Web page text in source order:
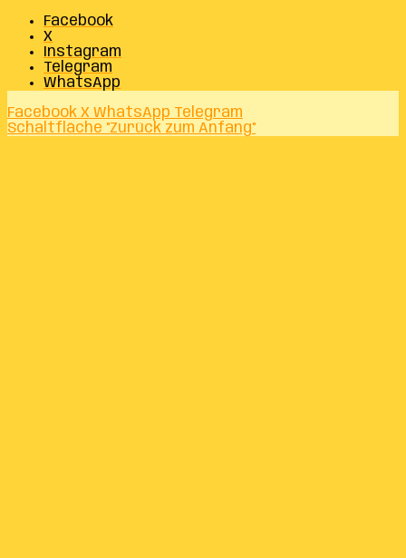
Facebook
X
Instagram
Telegram
WhatsApp
Facebook X WhatsApp Telegram
Schaltfläche "Zurück zum Anfang"